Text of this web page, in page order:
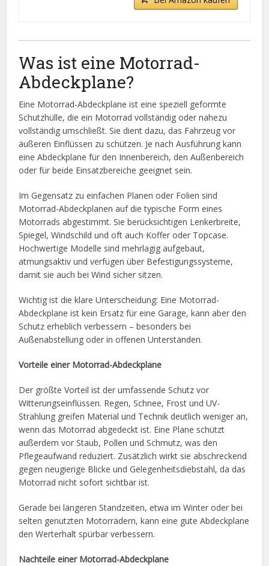
Was ist eine Motorrad-
Abdeckplane?
Eine Motorrad-Abdeckplane ist eine speziell geformte
Schutzhülle, die ein Motorrad vollständig oder nahezu
vollständig umschließt. Sie dient dazu, das Fahrzeug vor
äußeren Einflüssen zu schützen. Je nach Ausführung kann
eine Abdeckplane für den Innenbereich, den Außenbereich
oder für beide Einsatzbereiche geeignet sein.
Im Gegensatz zu einfachen Planen oder Folien sind
Motorrad-Abdeckplanen auf die typische Form eines
Motorrads abgestimmt. Sie berücksichtigen Lenkerbreite,
Spiegel, Windschild und oft auch Koffer oder Topcase.
Hochwertige Modelle sind mehrlagig aufgebaut,
atmungsaktiv und verfügen über Befestigungssysteme,
damit sie auch bei Wind sicher sitzen.
Wichtig ist die klare Unterscheidung: Eine Motorrad-
Abdeckplane ist kein Ersatz für eine Garage, kann aber den
Schutz erheblich verbessern – besonders bei
Außenabstellung oder in offenen Unterständen.
Vorteile einer Motorrad-Abdeckplane
Der größte Vorteil ist der umfassende Schutz vor
Witterungseinflüssen. Regen, Schnee, Frost und UV-
Strahlung greifen Material und Technik deutlich weniger an,
wenn das Motorrad abgedeckt ist. Eine Plane schützt
außerdem vor Staub, Pollen und Schmutz, was den
Pflegeaufwand reduziert. Zusätzlich wirkt sie abschreckend
gegen neugierige Blicke und Gelegenheitsdiebstahl, da das
Motorrad nicht sofort sichtbar ist.
Gerade bei längeren Standzeiten, etwa im Winter oder bei
selten genutzten Motorrädern, kann eine gute Abdeckplane
den Werterhalt spürbar verbessern.
Nachteile einer Motorrad-Abdeckplane